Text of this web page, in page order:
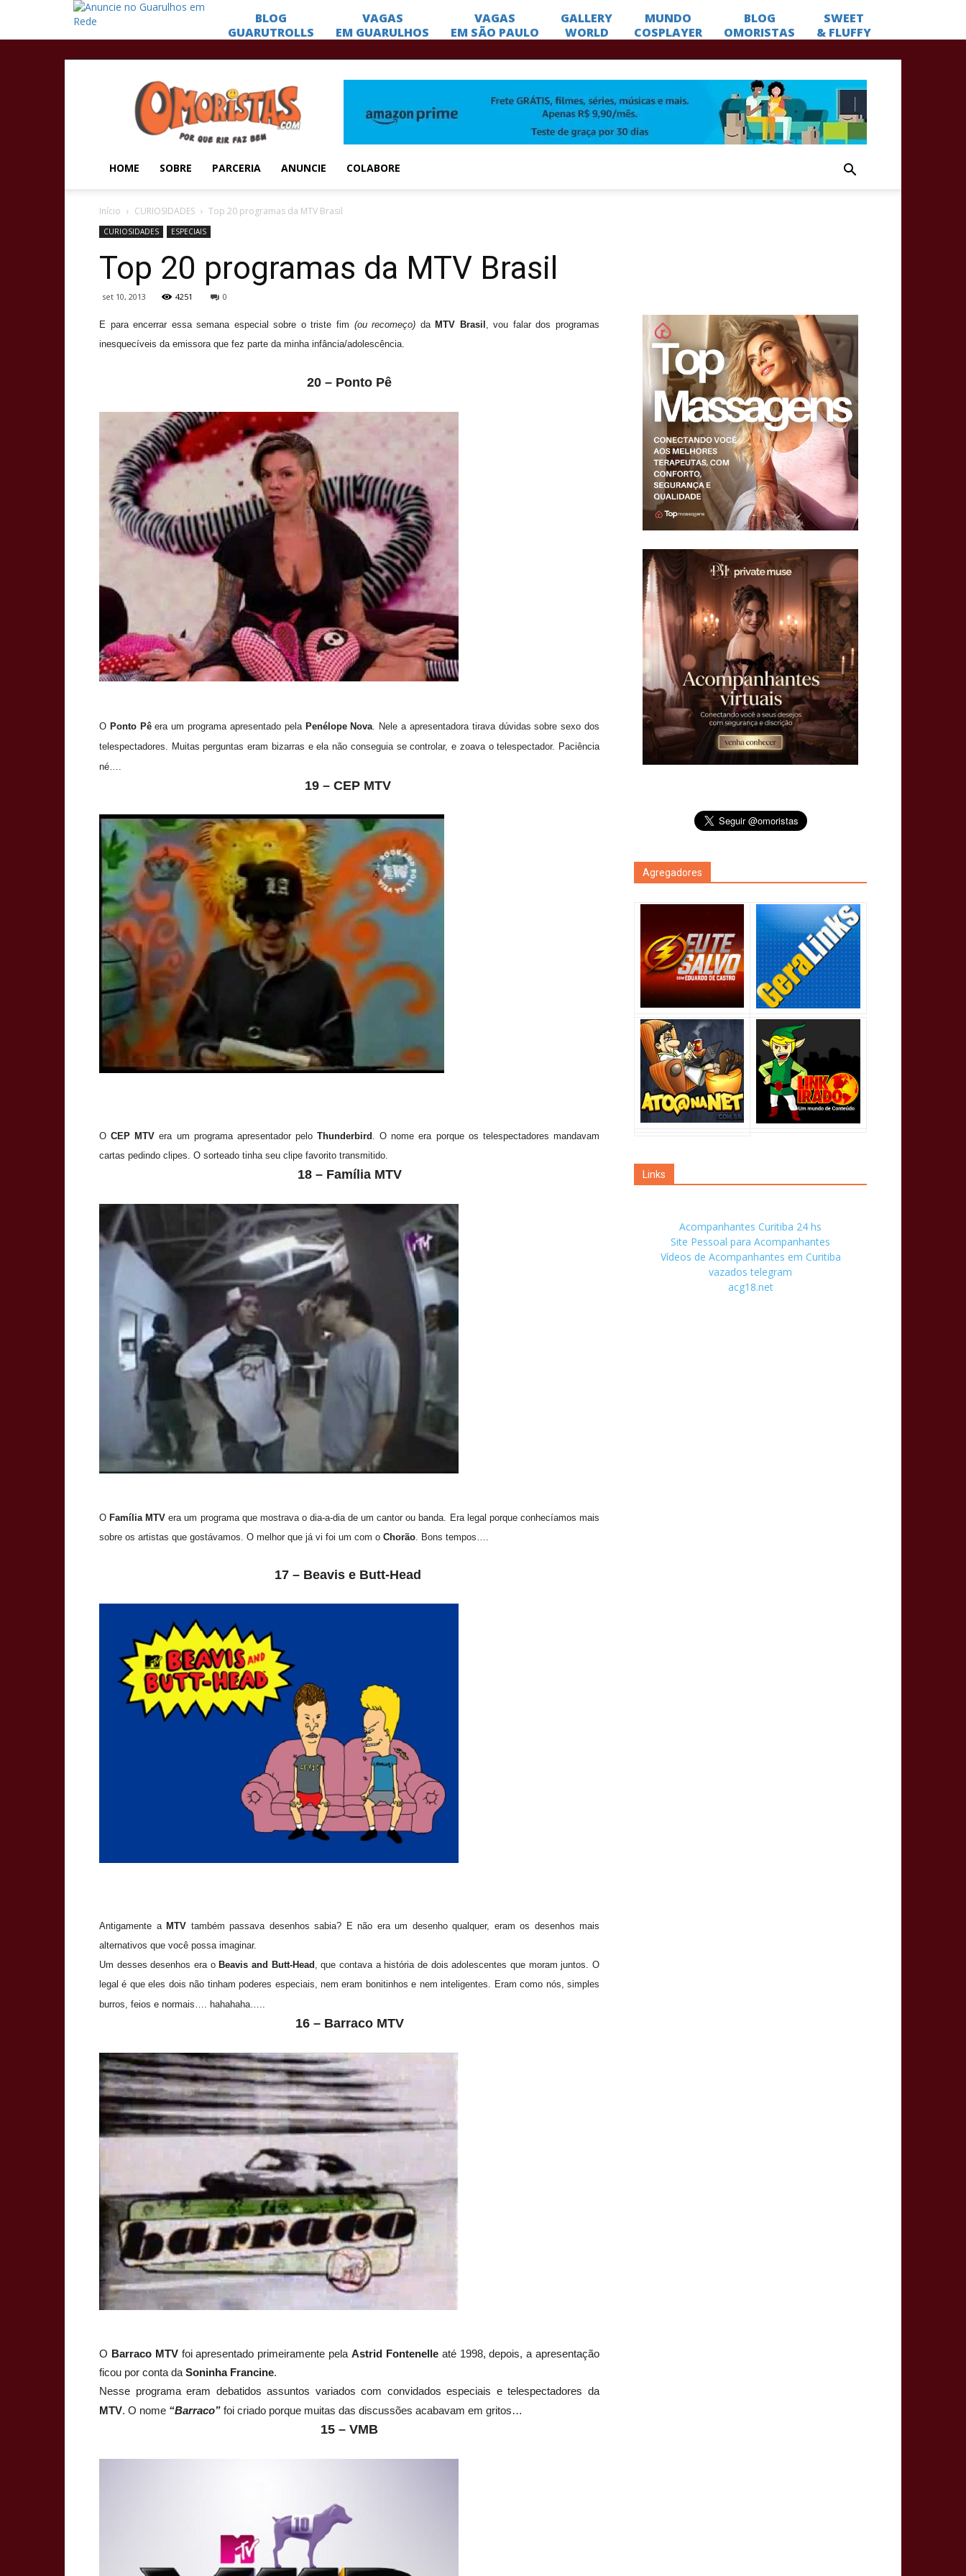
Omoristas
HOME SOBRE PARCERIA ANUNCIE COLABORE
Início CURIOSIDADES Top 20 programas da MTV Brasil
CURIOSIDADES ESPECIAIS
Top 20 programas da MTV Brasil
set 10, 2013 4251 0
E para encerrar essa semana especial sobre o triste fim (ou recomeço) da MTV Brasil , vou falar dos programas
inesquecíveis da emissora que fez parte da minha infância/adolescência.
20 – Ponto Pê
O Ponto Pêera um programa apresentado pela Penélope Nova. Nele a apresentadora tirava dúvidas sobre sexo dos
telespectadores. Muitas perguntas eram bizarras e ela não conseguia se controlar, e zoava o telespectador. Paciência
né….
19 – CEP MTV
OCEP MTVera um programa apresentador peloThunderbird . O nome era porque os telespectadores mandavam
cartas pedindo clipes. O sorteado tinha seu clipe favorito transmitido.
18 – Família MTV
O Família MTVera um programa que mostrava o dia-a-dia de um cantor ou banda. Era legal porque conhecíamos mais
sobre os artistas que gostávamos. O melhor que já vi foi um com o Chorão. Bons tempos….
17 – Beavis e Butt-Head
Antigamente a MTV também passava desenhos sabia? E não era um desenho qualquer, eram os desenhos mais
alternativos que você possa imaginar.
Um desses desenhos era o Beavis and Butt-Head , que contava a história de dois adolescentes que moram juntos. O
legal é que eles dois não tinham poderes especiais, nem eram bonitinhos e nem inteligentes. Eram como nós, simples
burros, feios e normais…. hahahaha…..
16 – Barraco MTV
O Barraco MTV foi apresentado primeiramente pela Astrid Fontenelleaté 1998, depois, a apresentação
ficou por conta da Soninha Francine.
Nesse programa eram debatidos assuntos variados com convidados especiais e telespectadores da
MTV. O nome “Barraco” foi criado porque muitas das discussões acabavam em gritos…
15 – VMB
Agregadores
Links
Acompanhantes Curitiba 24 hs
Site Pessoal para Acompanhantes
Vídeos de Acompanhantes em Curitiba
vazados telegram
acg18.net